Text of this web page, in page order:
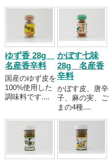
ゆず香 28g
名産香辛料
国産のゆず皮を
100%使用した
調味料です....
かぼす七味
28g 名産香
辛料
かぼす皮、唐辛
子、麻の実、ご
まの4種....